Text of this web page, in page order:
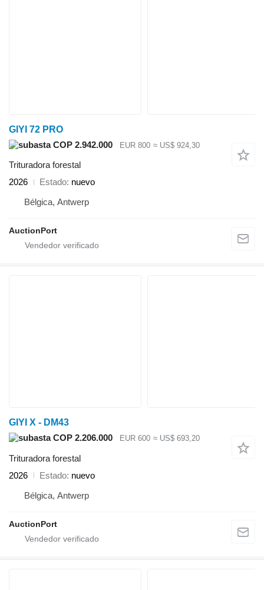
GIYI 72 PRO
COP 2.942.000
EUR 800 ≈ US$ 924,30
Trituradora forestal
2026
Estado nuevo
Bélgica, Antwerp
AuctionPort
GIYI X - DM43
COP 2.206.000
EUR 600 ≈ US$ 693,20
Trituradora forestal
2026
Estado nuevo
Bélgica, Antwerp
AuctionPort